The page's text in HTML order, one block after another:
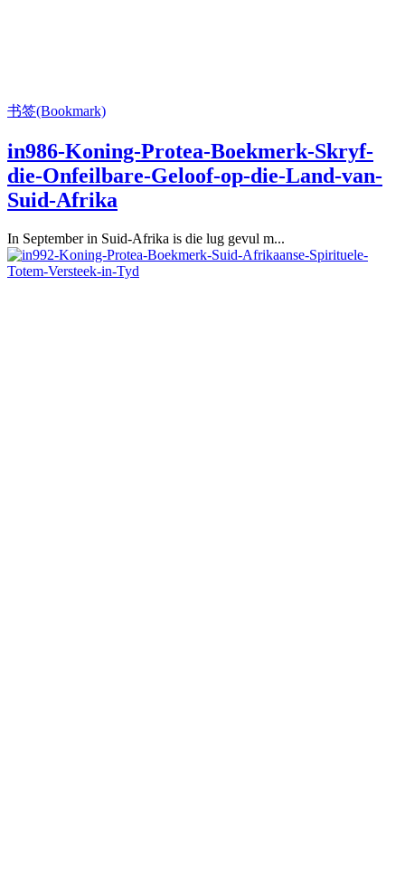
书签(Bookmark)
in986-Koning-Protea-Boekmerk-Skryf-
die-Onfeilbare-Geloof-op-die-Land-van-
Suid-Afrika
In September in Suid-Afrika is die lug gevul m...